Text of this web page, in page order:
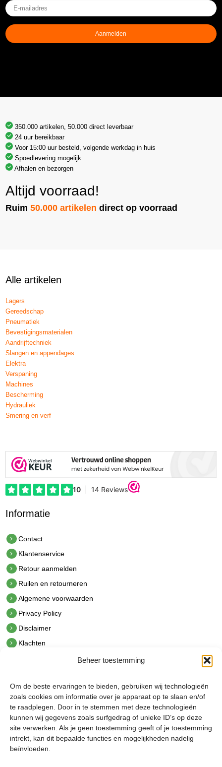
Beheer toestemming
Om de beste ervaringen te bieden, gebruiken wij technologieën
zoals cookies om informatie over je apparaat op te slaan en/of
te raadplegen. Door in te stemmen met deze technologieën
kunnen wij gegevens zoals surfgedrag of unieke ID’s op deze
site verwerken. Als je geen toestemming geeft of je toestemming
intrekt, kan dit bepaalde functies en mogelijkheden nadelig
beïnvloeden.
E-
mailadres(Vereist)
Aanmelden
350.000 artikelen, 50.000 direct leverbaar
24 uur bereikbaar
Voor 15:00 uur besteld, volgende werkdag in huis
Spoedlevering mogelijk
Afhalen en bezorgen
Altijd voorraad!
Ruim50.000 artikelen direct op voorraad
Alle artikelen
Lagers
Gereedschap
Pneumatiek
Bevestigingsmaterialen
Aandrijftechniek
Slangen en appendages
Elektra
Verspaning
Machines
Bescherming
Hydrauliek
Smering en verf
Informatie
Contact
Klantenservice
Retour aanmelden
Ruilen en retourneren
Algemene voorwaarden
Privacy Policy
Disclaimer
Klachten
hetindustriehuis B.V.
De Hoek 1 1601 MR Enkhuizen
t.0228 53 00 40
e.info@hetindustriehuis.com
KVK 51483904
BTW NL850044522B01